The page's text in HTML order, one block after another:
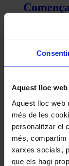
Aquest lloc
Aquest lloc web
més de les
personalitzar el
més, compartim
xarxes socials,
que els hagi
Coneix la
Descomptes a